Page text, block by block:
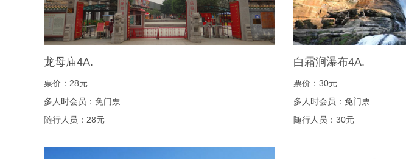
龙母庙4A.
票价：28元
多人时会员：免门票
随行人员：28元
白霜涧瀑布4A.
票价：30元
多人时会员：免门票
随行人员：30元